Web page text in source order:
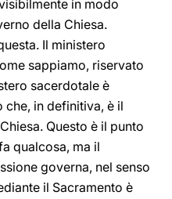
in modo
della Chiesa.
Il ministero
sappiamo, riservato
sacerdotale è
in definitiva, è il
Questo è il punto
qualcosa, ma il
governa, nel senso
il Sacramento è